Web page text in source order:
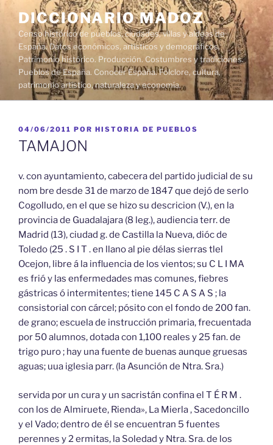
contenido
DICCIONARIO MADOZ
Censo histórico de pueblos, ciudades, villas y aldeas de
España. Datos económicos, artísticos y demográficos.
Patrimonio histórico. Producción. Costumbres y tradiciones.
Pueblos de España. Conocer España. Folclore, cultura,
patrimonio artístico, naturaleza y economía.
PUBLICADO
EL
04/06/2011 POR HISTORIA DE PUEBLOS
TAMAJON
v. con ayuntamiento, cabecera del partido judicial de su
nom bre desde 31 de marzo de 1847 que dejó de serlo
Cogolludo, en el que se hizo su descricion (V.), en la
provincia de Guadalajara (8 leg.), audiencia terr. de
Madrid (13), ciudad g. de Castilla la Nueva, dióc de
Toledo (25 . S I T . en llano al pie délas sierras tlel
Ocejon, libre á la influencia de los vientos; su C L I MA
es frió y las enfermedades mas comunes, fiebres
gástricas ó intermitentes; tiene 145 C A S A S ; la
consistorial con cárcel; pósito con el fondo de 200 fan.
de grano; escuela de instrucción primaria, frecuentada
por 50 alumnos, dotada con 1,100 reales y 25 fan. de
trigo puro ; hay una fuente de buenas aunque gruesas
aguas; uua iglesia parr. (la Asunción de Ntra. Sra.)
servida por un cura y un sacristán confina el T É R M .
con los de Almiruete, Rienda», La Mierla , Sacedoncillo
y el Vado; dentro de él se encuentran 5 fuentes
perennes y 2 ermitas, la Soledad y Ntra. Sra. de los